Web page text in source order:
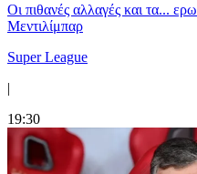
Οι πιθανές αλλαγές και τα...
Μεντιλίμπαρ
Super League
|
19:30